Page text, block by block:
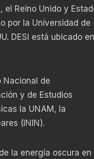
el Reino Unido y
por la Universidad de
DESI está ubicado en
Nacional de
y de Estudios
la UNAM, la
(ININ).
la energía oscura en